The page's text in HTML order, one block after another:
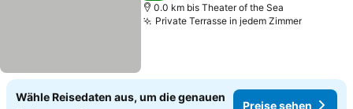
0.0 km bis Theater of the Sea
Private Terrasse in jedem ZimmerPreise
Wähle Reisedaten aus, um die genauen
Preise sehen